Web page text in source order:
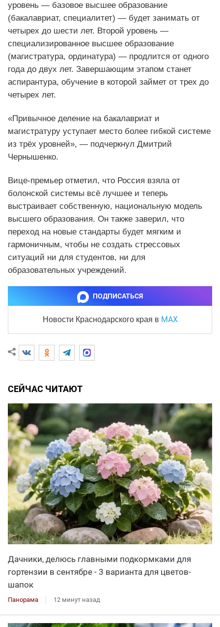
уровень — базовое высшее образование
(бакалавриат, специалитет) — будет занимать от
четырех до шести лет. Второй уровень —
специализированное высшее образование
(магистратура, ординатура) — продлится от одного
года до двух лет. Завершающим этапом станет
аспирантура, обучение в которой займет от трех до
четырех лет.
«Привычное деление на бакалавриат и
магистратуру уступает место более гибкой системе
из трёх уровней», — подчеркнул Дмитрий
Чернышенко.
Вице-премьер отметил, что Россия взяла от
болонской системы всё лучшее и теперь
выстраивает собственную, национальную модель
высшего образования. Он также заверил, что
переход на новые стандарты будет мягким и
гармоничным, чтобы не создать стрессовых
ситуаций ни для студентов, ни для
образовательных учреждений.
ПОДПИСАТЬСЯ
Новости Краснодарского края в MAX
СЕЙЧАС ЧИТАЮТ
Дачники, делюсь главными подкормками для
гортензии в сентябре - 3 варианта для цветов-
шапок
Панорама 12 минут назад